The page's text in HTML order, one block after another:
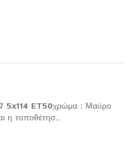
5x114 ET50χρώμα : Μαύρο
η τοποθέτησ..